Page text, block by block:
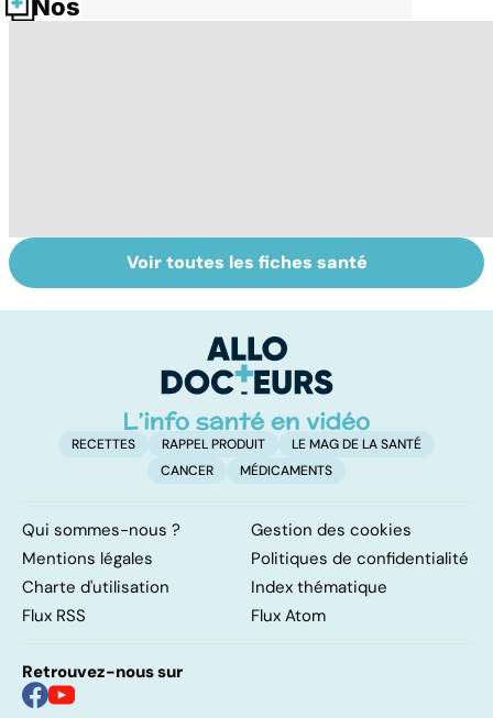
Nos fiches santé
Soins dentaires :
on n'arrête pas le
Bruxisme : quand
les dents
Voir toutes les fiches santé
RECETTES RAPPEL PRODUIT
LE MAG DE LA SANTÉ
CANCER
MÉDICAMENTS
Qui sommes-nous ?
Gestion des cookies
Mentions légales
Politiques de confidentialité
Charte d'utilisation
Index thématique
Flux RSS
Flux Atom
Retrouvez-nous sur